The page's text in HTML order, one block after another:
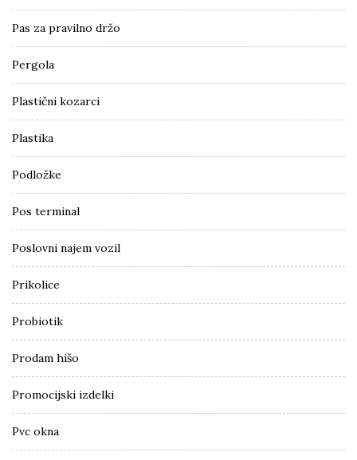
Pas za pravilno držo
Pergola
Plastični kozarci
Plastika
Podložke
Pos terminal
Poslovni najem vozil
Prikolice
Probiotik
Prodam hišo
Promocijski izdelki
Pvc okna